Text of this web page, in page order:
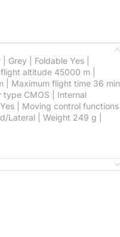
Grey | Foldable Yes |
altitude 45000 m |
| Maximum flight time 36 min
type CMOS | Internal
| Moving control functions
Lateral | Weight 249 g |